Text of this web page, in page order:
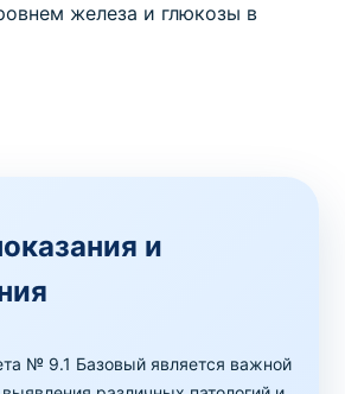
железа и глюкозы в
и
№ 9.1 Базовый является важной